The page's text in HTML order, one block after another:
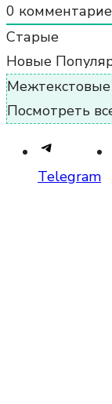
0
Старые
Новые
Посмотреть
Telegram